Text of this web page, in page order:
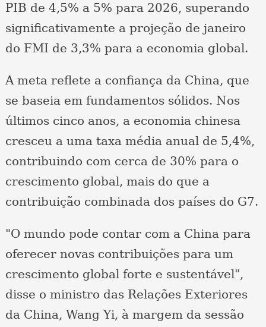
PIB de 4,5% a 5% para 2026, superando
significativamente a projeção de janeiro
do FMI de 3,3% para a economia global.
A meta reflete a confiança da China, que
se baseia em fundamentos sólidos. Nos
últimos cinco anos, a economia chinesa
cresceu a uma taxa média anual de 5,4%,
contribuindo com cerca de 30% para o
crescimento global, mais do que a
contribuição combinada dos países do G7.
"O mundo pode contar com a China para
oferecer novas contribuições para um
crescimento global forte e sustentável",
disse o ministro das Relações Exteriores
da China, Wang Yi, à margem da sessão